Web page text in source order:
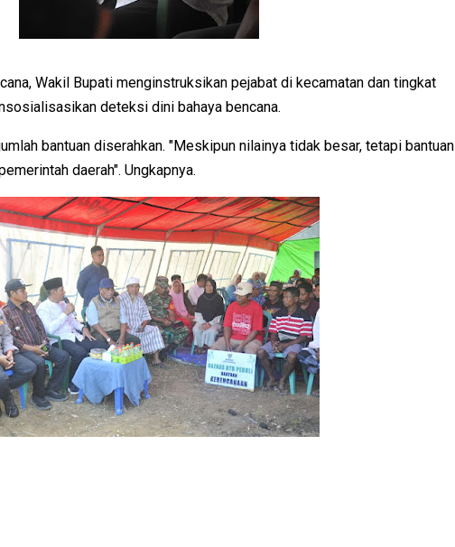
Wakil Bupati menginstruksikan pejabat di kecamatan dan tingkat
deteksi dini bahaya bencana.
bantuan diserahkan. "Meskipun nilainya tidak besar, tetapi bantuan
daerah". Ungkapnya.